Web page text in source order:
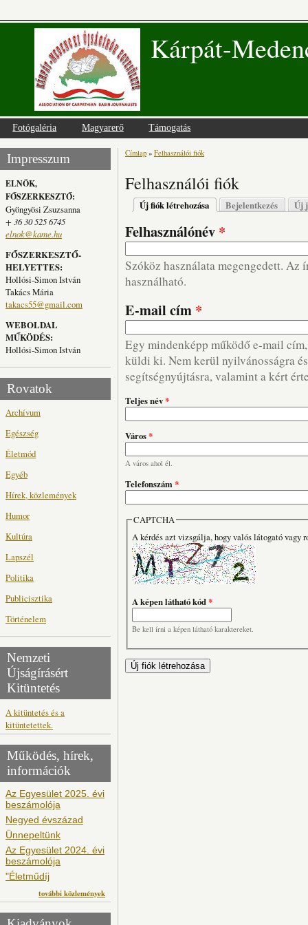
Kárpát-
Fotógaléria Magyarerő Támogatás
Impresszum
ELNÖK,
FŐSZERKESZTŐ:
Gyöngyösi Zsuzsanna
+ 36 30 525 6745
elnok@kame.hu
FŐSZERKESZTŐ-
HELYETTES:
Hollósi-Simon István
Takács Mária
takacs55@gmail.com
WEBOLDAL
MŰKÖDÉS:
Hollósi-Simon István
Rovatok
Archívum
Egészség
Életmód
Egyéb
Hírek, közlemények
Humor
Kultúra
Lapszél
Politika
Publicisztika
Történelem
Nemzeti
Újságírásért
Kitüntetés
A kitüntetés és a
kitüntetettek.
Működés, hírek,
információk
Az Egyesület 2025. évi
beszámolója
Negyed évszázad
Ünnepeltünk
Az Egyesület 2024. évi
beszámolója
"Életműdíj
további közlemények
Jelenlegi hely
Címlap » Felhasználói fiók
Felhasználói fiók
Elsődleges fülek
Új fiók létrehozása (aktív fül)
Bejelentkezés Új
Felhasználónév *
Szóköz használata megengedett. Az
használható.
E-mail cím *
Egy mindenképp működő e-mail
küldi ki. Nem kerül nyilvánosságra
segítségnyújtásra, valamint a kért
Teljes név*
Város*
A város ahol él.
Telefonszám*
CAPTCHA
A kérdés azt vizsgálja, hogy valós látogató vagy
A képen látható kód*
Be kell írni a képen látható karaktereket.